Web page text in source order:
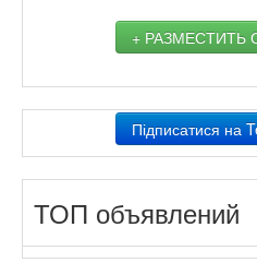
+ РАЗМЕСТИТЬ
Підписатися на
ТОП объявлений